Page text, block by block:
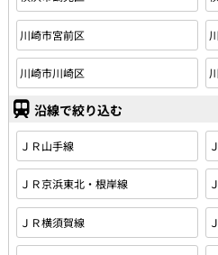
川崎市宮前区
川崎市川崎区
沿線で絞り込む
ＪＲ山手線
ＪＲ京浜東北・根岸線
ＪＲ横須賀線